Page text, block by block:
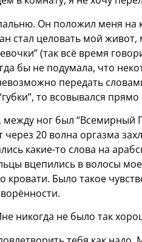
Он положил меня на
стал целовать мой
(так всё время
бы не подумала, что
передать
то всовывался
между ног был “Всемирный
через 20 волна оргазма
какие-то слова на
вцепились в волосы
кровати. Было такое
никогда не было так